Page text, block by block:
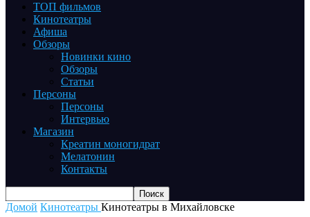
ТОП фильмов
Кинотеатры
Афиша
Обзоры
Новинки кино
Обзоры
Статьи
Персоны
Персоны
Интервью
Магазин
Креатин моногидрат
Мелатонин
Контакты
Домой Кинотеатры Кинотеатры в Михайловске